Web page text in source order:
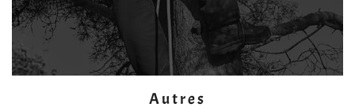
Autres